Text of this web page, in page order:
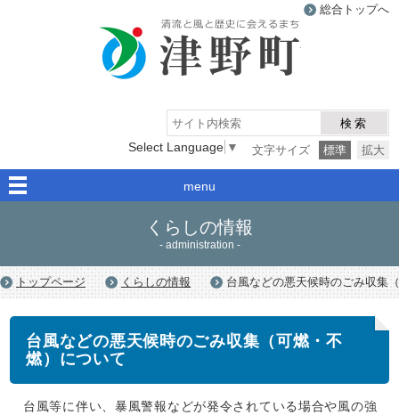
総合トップへ
検索
文字サイズ
標準 拡大
Select Language ▼
menu
くらしの情報
- administration -
トップページ くらしの情報 台風などの悪天候時のごみ収集
台風などの悪天候時のごみ収集（可燃・不
燃）について
台風等に伴い、暴風警報などが発令されている場合や風の強